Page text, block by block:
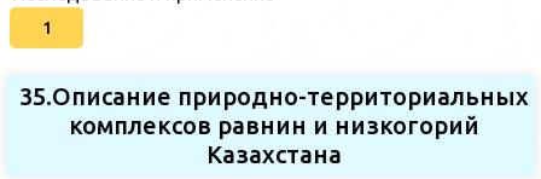
1
35.Описание природно-территориальных
комплексов равнин и низкогорий
Казахстана